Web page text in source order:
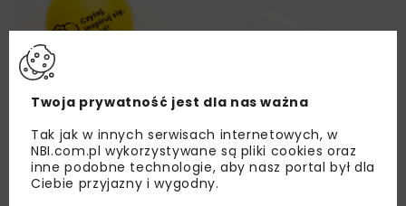
Twoja prywatność jest dla nas ważna
Tak jak w innych serwisach internetowych, w
NBI.com.pl wykorzystywane są pliki cookies oraz
inne podobne technologie, aby nasz portal był dla
Ciebie przyjazny i wygodny.